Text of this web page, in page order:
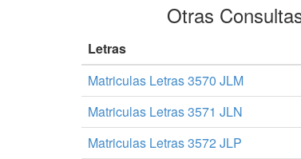
Otras
Letras
Matriculas Letras 3570 JLM
Matriculas Letras 3571 JLN
Matriculas Letras 3572 JLP